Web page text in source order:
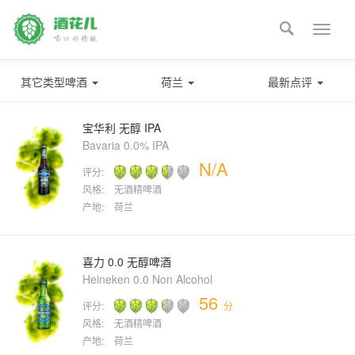
Toggle

其它类型啤酒 荷兰 最新点评
宝华利 无醇 IPA
Bavaria 0.0% IPA
评分: N/A
风格:
无酒精啤酒
产地:
荷兰
喜力 0.0 无醇啤酒
Heineken 0.0 Non Alcohol
评分: 56 分
风格:
无酒精啤酒
产地:
荷兰